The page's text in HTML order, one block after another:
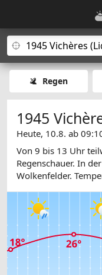
Regen
1945
Heute, 10.8. ab
Von 9 bis 13 Uhr
Regenschauer. In
Wolkenfelder.